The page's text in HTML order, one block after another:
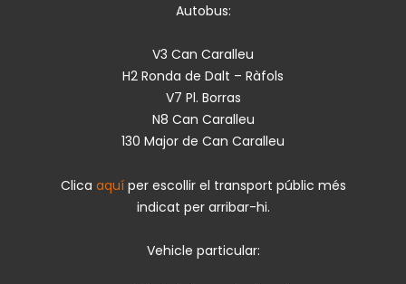
Autobus:
V3 Can Caralleu
H2 Ronda de Dalt – Ràfols
V7 Pl. Borras
N8 Can Caralleu
130 Major de Can Caralleu
Clica aquí per escollir el transport públic més
indicat per arribar-hi.
Vehicle particular: